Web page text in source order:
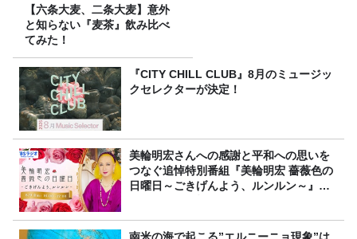
【六条大麦、二条大麦】意外
と知らない『麦茶』飲み比べ
てみた！
『CITY CHILL CLUB』8月のミュージッ
クセレクターが決定！
美輪明宏さんへの感謝と平和への思いを
つなぐ追悼特別番組『美輪明宏 薔薇色の
日曜日～ごきげんよう、ルンルン～』
南米の海で起こる”エルニーニョ現象”は